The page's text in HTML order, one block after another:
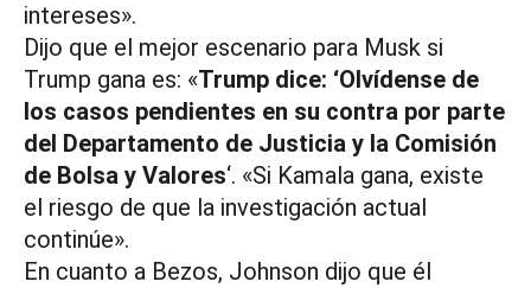
intereses».
Dijo que el mejor escenario para Musk si
Trump gana es: «Trump dice: ‘Olvídense de
los casos pendientes en su contra por parte
del Departamento de Justicia y la Comisión
de Bolsa y Valores‘. «Si Kamala gana, existe
el riesgo de que la investigación actual
continúe».
En cuanto a Bezos, Johnson dijo que él